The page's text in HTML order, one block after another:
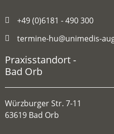
+49 (0)6181 - 490 300
termine-hu@unimedis-
Praxisstandort -
Bad Orb
Würzburger Str. 7-11
63619 Bad Orb